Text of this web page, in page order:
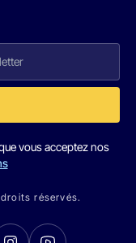
vous acceptez nos
réservés.